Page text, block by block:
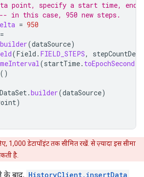
point, specify a start time, end
in this case, 950 new steps.
= 950
=
builder(dataSource)
(Field . FIELD_STEPS,
(startTime. toEpochSecond
()
DataSet.builder(dataSource)
)
1,000 डेटापॉइंट तक सीमित रखें. से ज़्यादा इस सीमा
है.
के बाद, HistoryClient.insertData